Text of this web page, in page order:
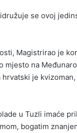
se ovoj
Magistrirao je
na
je
u Tuzli imaće
bogatim